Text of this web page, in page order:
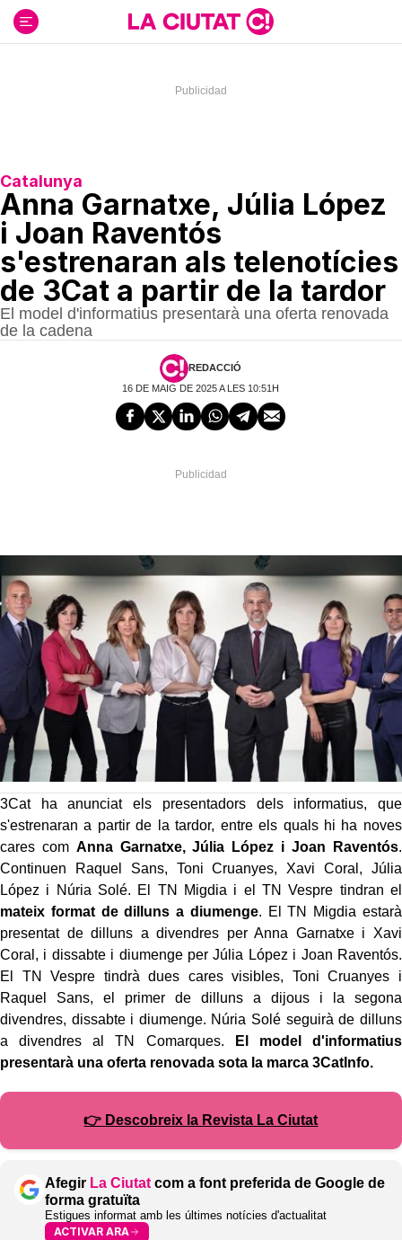
contenido
Catalunya
Anna Garnatxe, Júlia López
i Joan Raventós
s'estrenaran als telenotícies
de 3Cat a partir de la tardor
El model d'informatius presentarà una oferta renovada
de la cadena
REDACCIÓ
16 DE MAIG DE 2025 A LES 10:51H
3Cat ha anunciat els presentadors dels informatius, que
s'estrenaran a partir de la tardor, entre els quals hi ha noves
cares com Anna Garnatxe, Júlia López i Joan Raventós.
Continuen Raquel Sans, Toni Cruanyes, Xavi Coral, Júlia
López i Núria Solé. El TN Migdia i el TN Vespre tindran el
mateix format de dilluns a diumenge. El TN Migdia estarà
presentat de dilluns a divendres per Anna Garnatxe i Xavi
Coral, i dissabte i diumenge per Júlia López i Joan Raventós.
El TN Vespre tindrà dues cares visibles, Toni Cruanyes i
Raquel Sans, el primer de dilluns a dijous i la segona
divendres, dissabte i diumenge. Núria Solé seguirà de dilluns
a divendres al TN Comarques.
El model d'informatius
presentarà una oferta renovada sota la marca 3CatInfo.
👉 Descobreix la Revista La Ciutat
Afegir La Ciutat com a font preferida de Google de
forma gratuïta
Estigues informat amb les últimes notícies d'actualitat
ACTIVAR ARA